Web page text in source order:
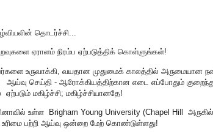
தொடர்ச்சி...
ஏராளம் நிரம்ப ஏற்படுத்திக் கொள்ளுங்கள்!
உருவாக்கி, வயதான முதுமைக் காலத்தில் அருமையான
ஆய்வு செய்தி - ஆரோக்கியத்திற்கான எடை எப்போதும்
மகிழ்ச்சி; மகிழ்ச்சியானதே!
உள்ள Brigham Young University (Chapel Hill
உரிமை பற்றி ஆய்வு ஒன்றை மேற் கொண்டுள்ளது!